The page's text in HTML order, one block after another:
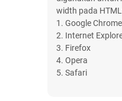
width pada
1. Google Chrome
2. Internet
3. Firefox
4. Opera
5. Safari